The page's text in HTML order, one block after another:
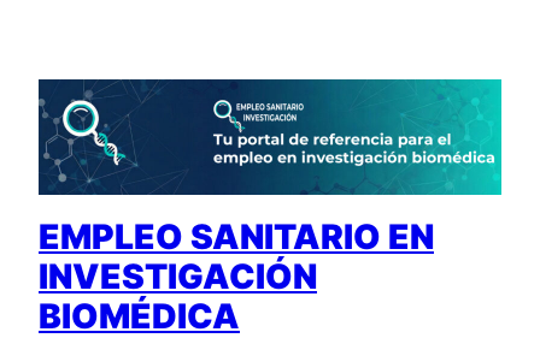
contenido
EMPLEO SANITARIO EN
INVESTIGACIÓN
BIOMÉDICA